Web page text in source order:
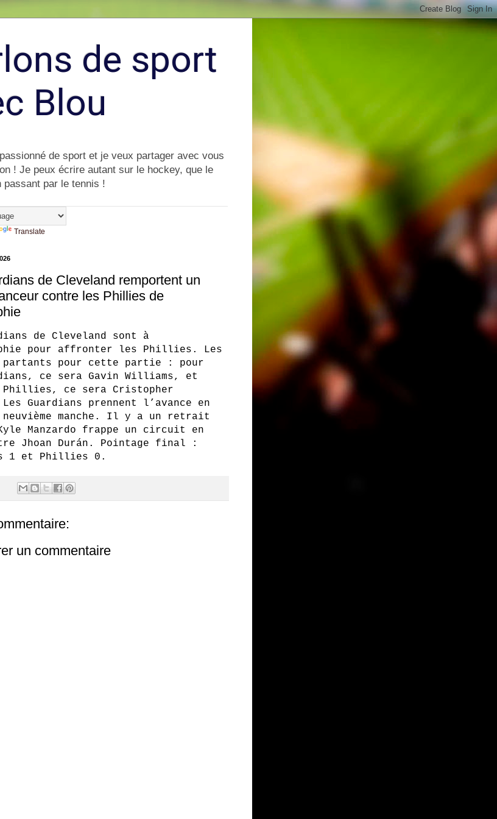
de sport
Blou
de sport et je veux partager avec vous
! Je peux écrire autant sur le hockey, que le
passant par le tennis !
Translate
de Cleveland remportent un
contre les Phillies de
de Cleveland sont à
pour affronter les Phillies . Les
partants pour cette partie : pour
ce sera Gavin Williams, et
Phillies, ce sera Cristopher
Les Guardians prennent l’avance en
neuvième manche. Il y a un retrait
Manzardo frappe un circuit en
Jhoan Durán. Pointage final :
1 et Phillies 0.
un commentaire